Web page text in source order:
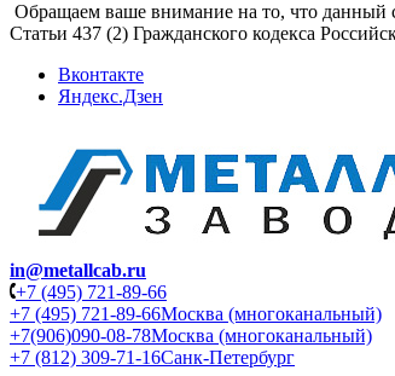
Обращаем ваше внимание на то, что данный
Статьи 437 (2) Гражданского кодекса
Вконтакте
Яндекс.Дзен
in@metallcab.ru
+7 (495) 721-89-66
+7 (495) 721-89-66Москва (многоканальный)
+7(906)090-08-78Москва (многоканальный)
+7 (812) 309-71-16Санк-Петербург